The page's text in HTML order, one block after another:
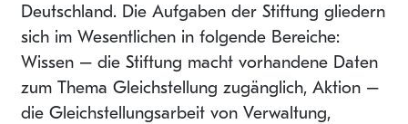
Deutschland. Die Aufgaben der Stiftung gliedern
sich im Wesentlichen in folgende Bereiche:
Wissen – die Stiftung macht vorhandene Daten
zum Thema Gleichstellung zugänglich, Aktion –
die Gleichstellungsarbeit von Verwaltung,